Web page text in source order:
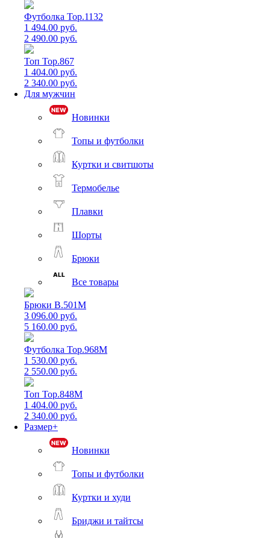
Футболка Top.1132
1 494.00 руб.
2 490.00 руб.
Топ Top.867
1 404.00 руб.
2 340.00 руб.
Для мужчин
Новинки
Топы и футболки
Куртки и свитшоты
Термобелье
Плавки
Шорты
Брюки
Все товары
Брюки B.501M
3 096.00 руб.
5 160.00 руб.
Футболка Top.968M
1 530.00 руб.
2 550.00 руб.
Топ Top.848M
1 404.00 руб.
2 340.00 руб.
Размер+
Новинки
Топы и футболки
Куртки и худи
Бриджи и тайтсы